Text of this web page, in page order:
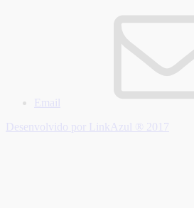
Email
Desenvolvido por LinkAzul ® 2017